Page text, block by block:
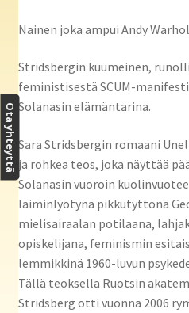
Nainen joka ampui Andy
Stridsbergin kuumeinen,
feministisestä SCUM-
Solanasin elämäntarina.
Sara Stridsbergin romaani
ja rohkea teos, joka näyttää
Solanasin vuoroin
laiminlyötynä pikkutyttönä
mielisairaalan potilaana,
opiskelijana, feminismin
lemmikkinä 1960-luvun
Tällä teoksella Ruotsin
Stridsberg otti vuonna 2006
Ota yhteyttä